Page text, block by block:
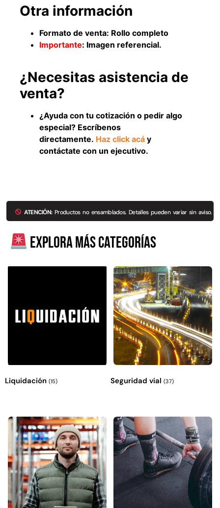
Otra información
Formato de venta: Rollo completo
Importante: Imagen referencial.
¿Necesitas asistencia de
venta?
¿Ayuda con tu cotización o pedir algo
especial? Escríbenos
directamente. Haz click acá y
contáctate con un ejecutivo.
ATENCIÓN:Productos no ensamblados. Detalles pueden variar sin aviso.
Explora más categorías
Liquidación (15) Seguridad vial (37)
Empaquetadura 3/16"
4.8mm neopreno con 1 tela
3.5MP
$803.797
Explora más productos